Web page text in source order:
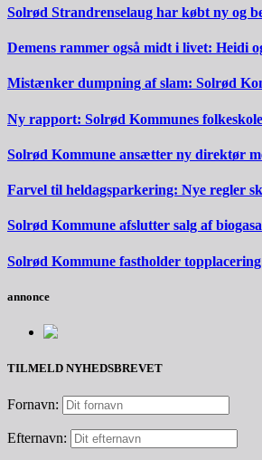
Solrød Strandrenselaug har købt ny og
Demens rammer også midt i livet: Heidi
Mistænker dumpning af slam: Solrød
Ny rapport: Solrød Kommunes
Solrød Kommune ansætter ny direktør
Farvel til heldagsparkering: Nye regler
Solrød Kommune afslutter salg af
Solrød Kommune fastholder
annonce
TILMELD NYHEDSBREVET
Fornavn:
Efternavn: